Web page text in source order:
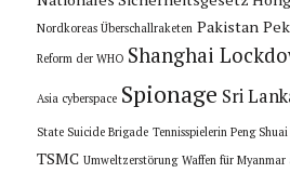
Nordkoreas Überschallraketen Pakistan
Reform der WHO Shanghai
Asia cyberspace Spionage Sri
State Suicide Brigade Tennisspielerin Peng Shuai
TSMC Umweltzerstörung Waffen für Myanmar